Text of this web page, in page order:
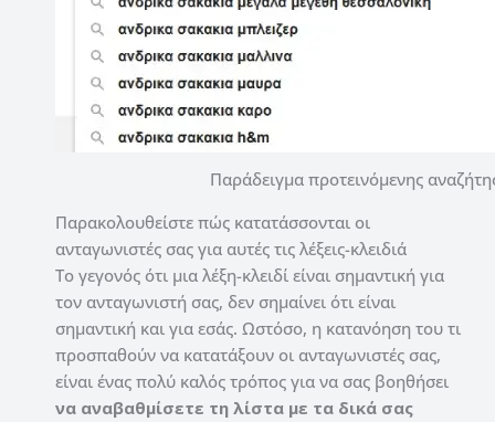
Παράδειγμα προτεινόμενης
Παρακολουθείστε πώς κατατάσσονται οι
ανταγωνιστές σας για αυτές τις λέξεις-κλειδιά
Το γεγονός ότι μια λέξη-κλειδί είναι σημαντική για
τον ανταγωνιστή σας, δεν σημαίνει ότι είναι
σημαντική και για εσάς. Ωστόσο, η κατανόηση του τι
προσπαθούν να κατατάξουν οι ανταγωνιστές σας,
είναι ένας πολύ καλός τρόπος για να σας βοηθήσει
να αναβαθμίσετε τη λίστα με τα δικά σας